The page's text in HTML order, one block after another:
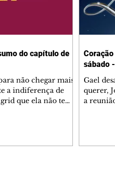
do capítulo de
não chegar mais
a indiferença de
que ela não tem
sábado
Gael
querer,
a